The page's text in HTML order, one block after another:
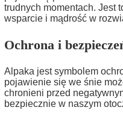
trudnych momentach. Jest
wsparcie i mądrość w
Ochrona i
Alpaka jest symbolem
pojawienie się we śnie
chronieni przed
bezpiecznie w naszym